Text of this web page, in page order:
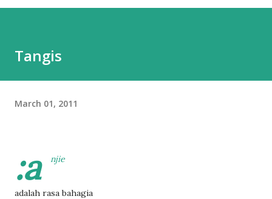
Tangis
March 01, 2011
:a njie
adalah rasa bahagia